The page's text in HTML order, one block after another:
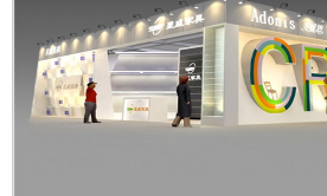
展览场馆：上海新国际博览
行业分类：机械设备行业展